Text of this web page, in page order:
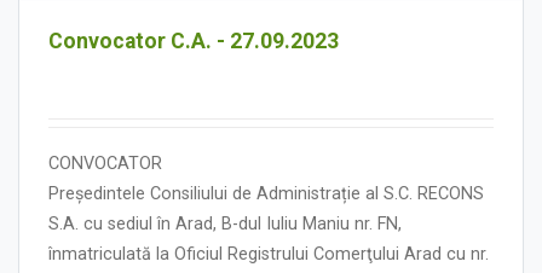
Convocator C.A. - 27.09.2023
CONVOCATOR
Președintele Consiliului de Administrație al S.C. RECONS
S.A. cu sediul în Arad, B-dul Iuliu Maniu nr. FN,
înmatriculată la Oficiul Registrului Comerţului Arad cu nr.